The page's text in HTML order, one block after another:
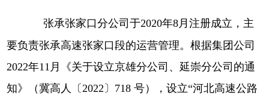
张承张家口分公司于2020年8月注册成立，主
要负责张承高速张家口段的运营管理。根据集团公司
2022年11月《关于设立京雄分公司、延崇分公司的通
知》（冀高人〔2022〕718 号），设立“河北高速公路